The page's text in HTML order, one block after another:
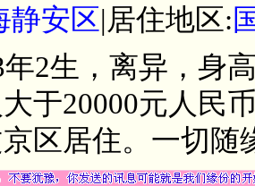
静安区|居住地区:
年2生，离异，身
于20000元人民
区居住。一切随